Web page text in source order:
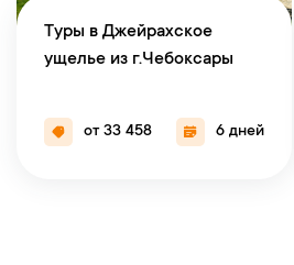
Туры в Джейрахское
ущелье из г.Чебоксары
от 33 458 6 дней